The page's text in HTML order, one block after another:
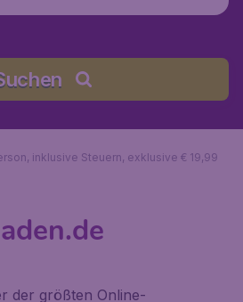
inklusive Steuern, exklusive € 19,99
der größten Online-